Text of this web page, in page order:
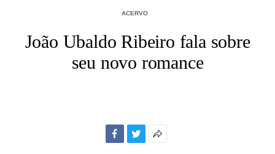
ACERVO
João Ubaldo Ribeiro fala sobre
seu novo romance